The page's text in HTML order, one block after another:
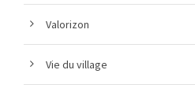
Valorizon
Vie du village